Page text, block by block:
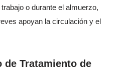
o durante el almuerzo,
apoyan la circulación y el
de Tratamiento de